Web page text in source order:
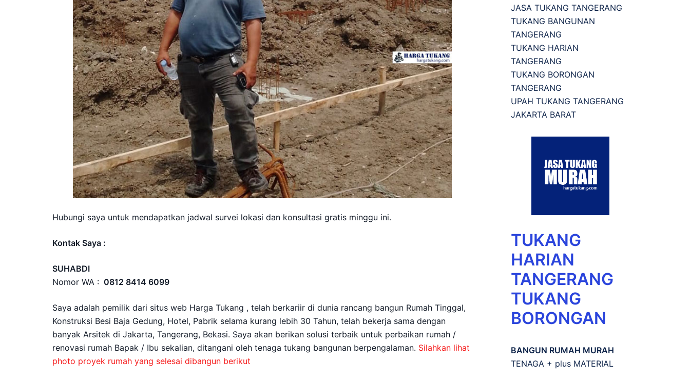
Hubungi saya untuk mendapatkan jadwal survei lokasi dan konsultasi gratis minggu ini.
Kontak Saya :
SUHABDI
Nomor WA : 0812 8414 6099
Saya adalah pemilik dari situs web Harga Tukang , telah berkariir di dunia rancang bangun Rumah Tinggal,
Konstruksi Besi Baja Gedung, Hotel, Pabrik selama kurang lebih 30 Tahun, telah bekerja sama dengan
banyak Arsitek di Jakarta, Tangerang, Bekasi. Saya akan berikan solusi terbaik untuk perbaikan rumah /
renovasi rumah Bapak / Ibu sekalian, ditangani oleh tenaga tukang bangunan berpengalaman. Silahkan lihat
photo proyek rumah yang selesai dibangun berikut
JASA TUKANG TANGERANG
TUKANG BANGUNAN
TANGERANG
TUKANG HARIAN
TANGERANG
TUKANG BORONGAN
TANGERANG
UPAH TUKANG TANGERANG
JAKARTA BARAT
TUKANG
HARIAN
TANGERANG
TUKANG
BORONGAN
BANGUN RUMAH MURAH
TENAGA + plus MATERIAL